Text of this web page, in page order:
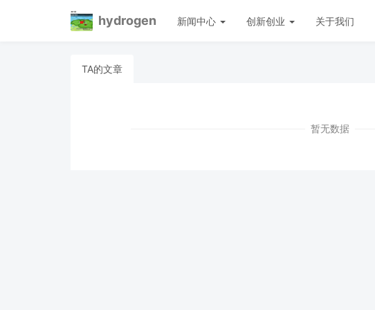
hydrogen 新闻中心 创新创业 关于我们
TA的文章
暂无数据